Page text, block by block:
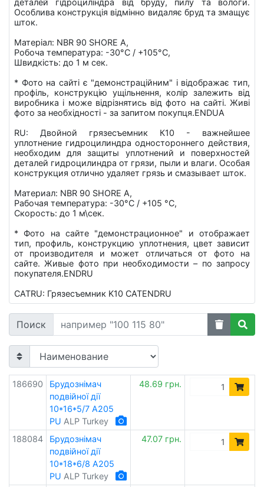
деталей гідроциліндра від бруду, пилу та вологи.
Особлива конструкція відмінно видаляє бруд та змащує
шток.
Матеріал: NBR 90 SHORE A,
Робоча температура: -30°C / +105°C,
Швидкість: до 1 м сек.
* Фото на сайті є "демонстраційним" і відображає тип,
профіль, конструкцію ущільнення, колір залежить від
виробника і може відрізнятись від фото на сайті. Живі
фото за необхідності - за запитом покупця.ENDUA
RU: Двойной грязесъемник К10 - важнейшее
уплотнение гидроцилиндра одностороннего действия,
необходим для защиты уплотнений и поверхностей
деталей гидроцилиндра от грязи, пыли и влаги. Особая
конструкция отлично удаляет грязь и смазывает шток.
Материал: NBR 90 SHORE A,
Рабочая температура: -30°C / +105 °C,
Скорость: до 1 м\сек.
* Фото на сайте "демонстрационное" и отображает
тип, профиль, конструкцию уплотнения, цвет зависит
от производителя и может отличаться от фото на
сайте. Живые фото при необходимости – по запросу
покупателя.ENDRU
CATRU: Грязесъемник K10 CATENDRU
Поиск
186690
Брудознімач
подвійної дії
10*16*5/7 A205
PU ALP Turkey
48.69 грн.
188084
Брудознімач
подвійної дії
10*18*6/8 A205
PU ALP Turkey
47.07 грн.